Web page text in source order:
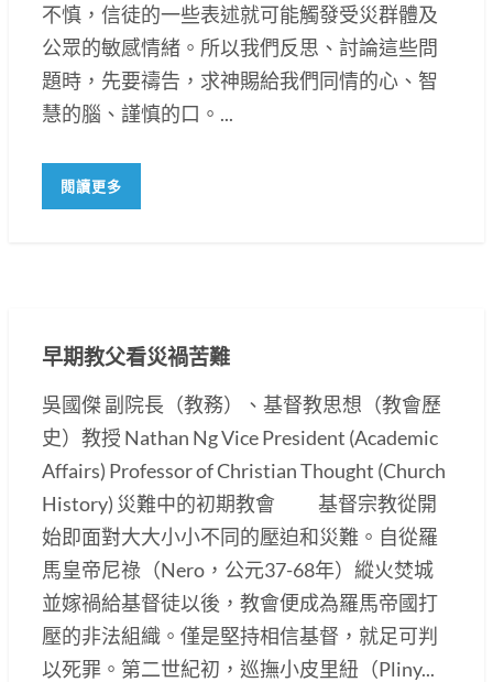
不慎，信徒的一些表述就可能觸發受災群體及
公眾的敏感情緒。所以我們反思、討論這些問
題時，先要禱告，求神賜給我們同情的心、智
慧的腦、謹慎的口。...
閱讀更多
早期教父看災禍苦難
吳國傑 副院長（教務）、基督教思想（教會歷
史）教授 Nathan Ng Vice President (Academic
Affairs) Professor of Christian Thought (Church
History) 災難中的初期教會 基督宗教從開
始即面對大大小小不同的壓迫和災難。自從羅
馬皇帝尼祿（Nero，公元37-68年）縱火焚城
並嫁禍給基督徒以後，教會便成為羅馬帝國打
壓的非法組織。僅是堅持相信基督，就足可判
以死罪。第二世紀初，巡撫小皮里紐（Pliny...